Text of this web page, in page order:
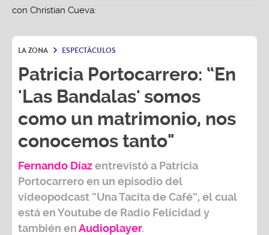
LA ZONA ESPECTÁCULOS
Patricia Portocarrero: “En
'Las Bandalas' somos
como un matrimonio, nos
conocemos tanto"
Fernando Díazentrevistó a Patricia
Portocarreroen un episodio del
videopodcast “Una Tacita de Café”, el cual
está en Youtube de Radio Felicidad y
también enAudioplayer.